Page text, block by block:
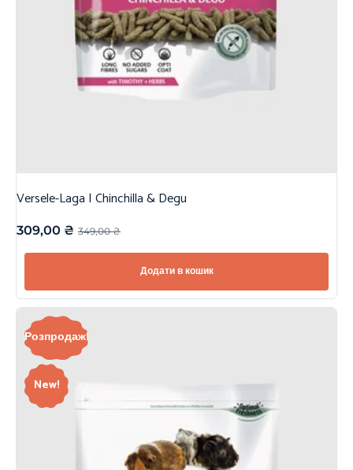
Versele-Laga | Chinchilla & Degu
349,00₴
309,00 ₴
Додати в кошик
New!
Розпродаж!